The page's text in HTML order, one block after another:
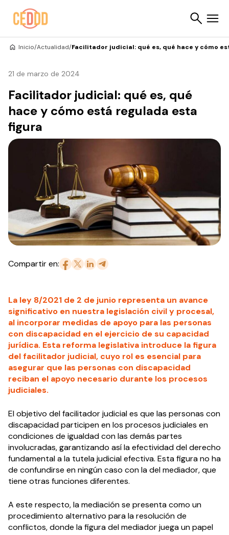
Inicio/Actualidad/Facilitador judicial: qué es, qué hace y cómo
21 de marzo de 2024
Facilitador judicial: qué es, qué
hace y cómo está regulada esta
figura
Compartir en:
La ley 8/2021 de 2 de junio representa un avance
significativo en nuestra legislación civil y procesal,
al incorporar medidas de apoyo para las personas
con discapacidad en el ejercicio de su capacidad
jurídica. Esta reforma legislativa introduce la figura
del facilitador judicial, cuyo rol es esencial para
asegurar que las personas con discapacidad
reciban el apoyo necesario durante los procesos
judiciales.
El objetivo del facilitador judicial es que las personas con
discapacidad participen en los procesos judiciales en
condiciones de igualdad con las demás partes
involucradas, garantizando así la efectividad del derecho
fundamental a la tutela judicial efectiva. Esta figura no ha
de confundirse en ningún caso con la del mediador, que
tiene otras funciones diferentes.
A este respecto, la mediación se presenta como un
procedimiento alternativo para la resolución de
conflictos, donde la figura del mediador juega un papel